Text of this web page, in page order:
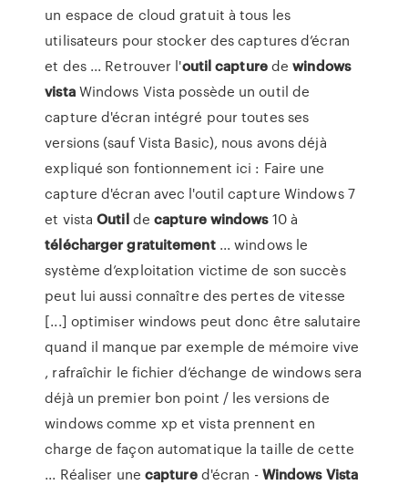
un espace de cloud gratuit à tous les
utilisateurs pour stocker des captures d’écran
et des ... Retrouver l'outilcapturedewindows
vistaWindows Vista possède un outil de
capture d'écran intégré pour toutes ses
versions (sauf Vista Basic), nous avons déjà
expliqué son fontionnement ici : Faire une
capture d'écran avec l'outil capture Windows 7
et vistaOutildecapture windows10 à
télécharger gratuitement... windows le
système d’exploitation victime de son succès
peut lui aussi connaître des pertes de vitesse
[...] optimiser windows peut donc être salutaire
quand il manque par exemple de mémoire vive
, rafraîchir le fichier d’échange de windows sera
déjà un premier bon point / les versions de
windows comme xp et vista prennent en
charge de façon automatique la taille de cette
... Réaliser une captured'écran -Windows Vista